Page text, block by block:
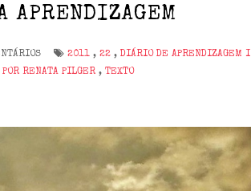
APRENDIZAGEM
2011 , 22 , DIÁRIO DE APRENDIZAGEM I
POR RENATA PILGER , TEXTO